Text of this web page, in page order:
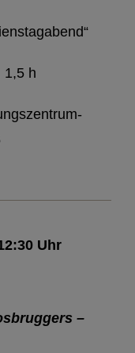
1,5 h
Uhr
–